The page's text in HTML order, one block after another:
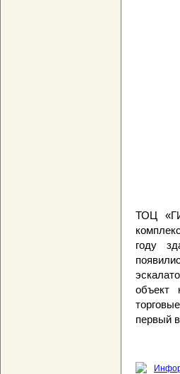
ТОЦ
году
объект
первый